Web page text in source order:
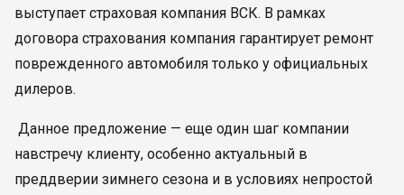
выступает страховая компания ВСК. В рамках
договора страхования компания гарантирует ремонт
поврежденного автомобиля только у официальных
дилеров.
Данное предложение — еще один шаг компании
навстречу клиенту, особенно актуальный в
преддверии зимнего сезона и в условиях непростой